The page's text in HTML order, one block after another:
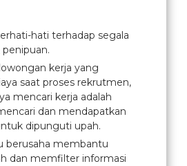
hati terhadap segala
kerja yang
saat proses rekrutmen,
mencari kerja adalah
dan mendapatkan
dipunguti upah.
berusaha membantu
dan memfilter informasi